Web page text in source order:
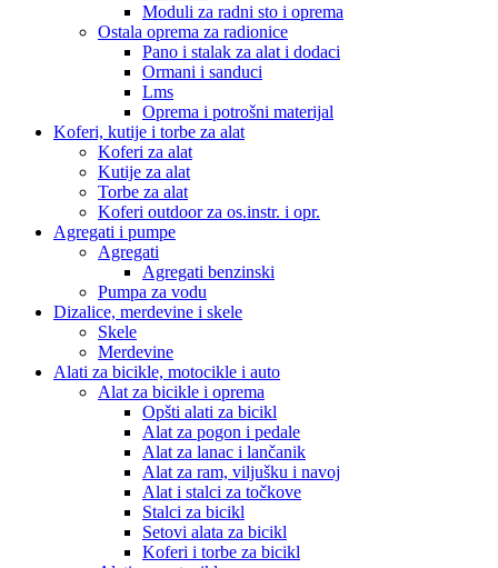
Moduli za radni sto i oprema
Ostala oprema za radionice
Pano i stalak za alat i dodaci
Ormani i sanduci
Lms
Oprema i potrošni materijal
Koferi, kutije i torbe za alat
Koferi za alat
Kutije za alat
Torbe za alat
Koferi outdoor za os.instr. i opr.
Agregati i pumpe
Agregati
Agregati benzinski
Pumpa za vodu
Dizalice, merdevine i skele
Skele
Merdevine
Alati za bicikle, motocikle i auto
Alat za bicikle i oprema
Opšti alati za bicikl
Alat za pogon i pedale
Alat za lanac i lančanik
Alat za ram, viljušku i navoj
Alat i stalci za točkove
Stalci za bicikl
Setovi alata za bicikl
Koferi i torbe za bicikl